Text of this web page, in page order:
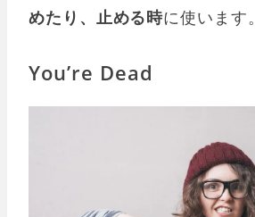
めたり、止める時に使います。
You’re Dead